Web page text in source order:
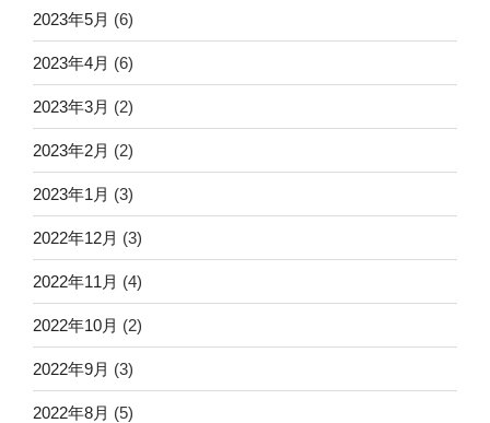
2023年5月 (6)
2023年4月 (6)
2023年3月 (2)
2023年2月 (2)
2023年1月 (3)
2022年12月 (3)
2022年11月 (4)
2022年10月 (2)
2022年9月 (3)
2022年8月 (5)